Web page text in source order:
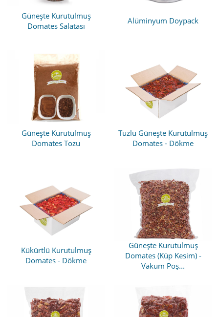
Güneşte Kurutulmuş
Domates Salatası
Alüminyum Doypack
Güneşte Kurutulmuş
Domates Tozu
Tuzlu Güneşte Kurutulmuş
Domates - Dökme
Kükürtlü Kurutulmuş
Domates - Dökme
Güneşte Kurutulmuş
Domates (Küp Kesim) -
Vakum Poş...